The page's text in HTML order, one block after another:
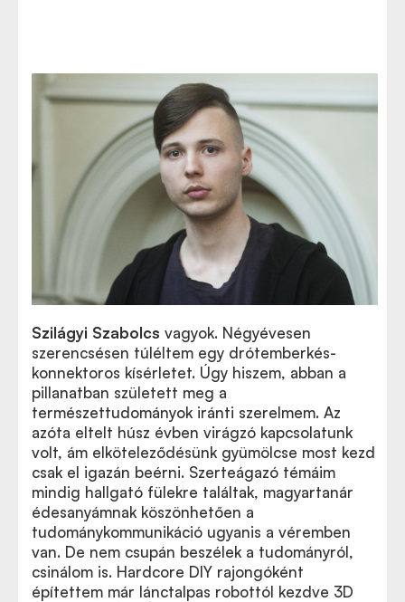
Szilágyi Szabolcs vagyok. Négyévesen
szerencsésen túléltem egy drótemberkés-
konnektoros kísérletet. Úgy hiszem, abban a
pillanatban született meg a
természettudományok iránti szerelmem. Az
azóta eltelt húsz évben virágzó kapcsolatunk
volt, ám elköteleződésünk gyümölcse most kezd
csak el igazán beérni. Szerteágazó témáim
mindig hallgató fülekre találtak, magyartanár
édesanyámnak köszönhetően a
tudománykommunikáció ugyanis a véremben
van. De nem csupán beszélek a tudományról,
csinálom is. Hardcore DIY rajongóként
építettem már lánctalpas robottól kezdve 3D